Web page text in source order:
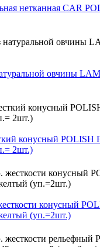
нетканная CAR
овчины
конусный POLISH
2шт.)
конусный
(уп.=2шт.)